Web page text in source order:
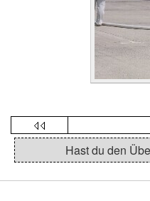
Hast du den